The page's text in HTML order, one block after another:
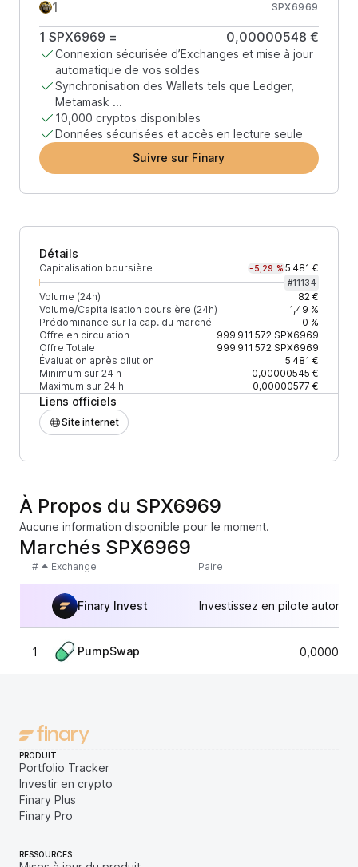
SPX6969
1 SPX6969 = 0,00000548 €
Connexion sécurisée d’Exchanges et mise à jour
automatique de vos soldes
Synchronisation des Wallets tels que Ledger,
Metamask ...
10,000 cryptos disponibles
Données sécurisées et accès en lecture seule
Suivre sur Finary
Détails
Capitalisation boursière -5,29 % 5 481 €
#11134
Volume (24h)
82 €
Volume/Capitalisation boursière (24h)
1,49 %
Prédominance sur la cap. du marché
0 %
Offre en circulation
999 911 572SPX6969
Offre Totale
999 911 572SPX6969
Évaluation après dilution
5 481 €
Minimum sur 24 h
0,00000545 €
Maximum sur 24 h
0,00000577 €
Liens officiels
Site internet
À Propos du SPX6969
Aucune information disponible pour le moment.
Marchés SPX6969
# Exchange Paire
Finary Invest Investissez en pilote
1 PumpSwap
PRODUIT
Portfolio Tracker
Investir en crypto
Finary Plus
Finary Pro
RESSOURCES